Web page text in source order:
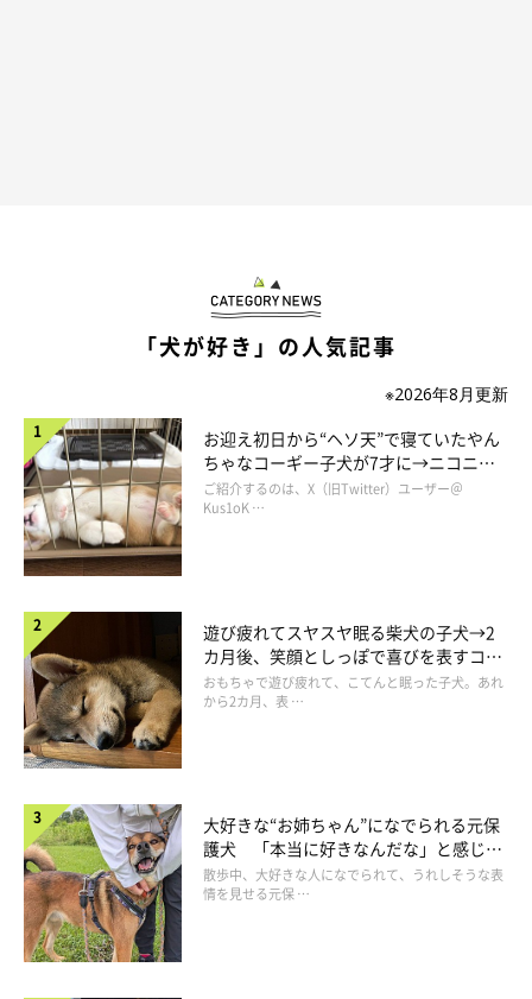
「犬が好き」の人気記事
※2026年8月更新
お迎え初日から“ヘソ天”で寝ていたやん
ちゃなコーギー子犬が7才に→ニコニ
コ“コーギースマイル”が魅力のコに成
長！
ご紹介するのは、X（旧Twitter）ユーザー＠
Kus1oK …
遊び疲れてスヤスヤ眠る柴犬の子犬→2
カ月後、笑顔としっぽで喜びを表すコに
成長！
おもちゃで遊び疲れて、こてんと眠った子犬。あれ
から2カ月、表 …
大好きな“お姉ちゃん”になでられる元保
護犬 「本当に好きなんだな」と感じる
表情にほっこり
散歩中、大好きな人になでられて、うれしそうな表
情を見せる元保 …